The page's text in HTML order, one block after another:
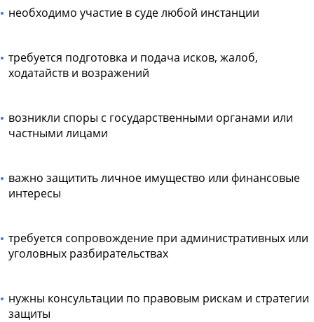
необходимо участие в суде любой инстанции
требуется подготовка и подача исков, жалоб,
ходатайств и возражений
возникли споры с государственными органами или
частными лицами
важно защитить личное имущество или финансовые
интересы
требуется сопровождение при административных или
уголовных разбирательствах
нужны консультации по правовым рискам и стратегии
защиты